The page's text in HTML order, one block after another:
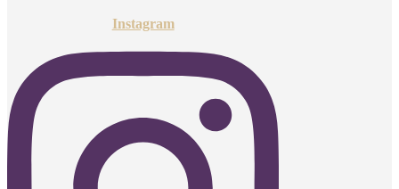
Instagram